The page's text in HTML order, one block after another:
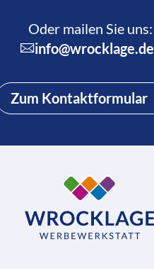
Oder mailen Sie uns:
info@wrocklage.de
Zum Kontaktformular